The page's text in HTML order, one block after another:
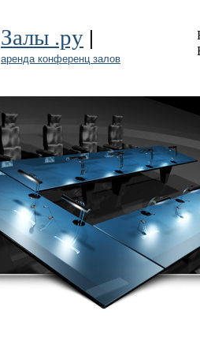
Залы .ру |
аренда конференц залов